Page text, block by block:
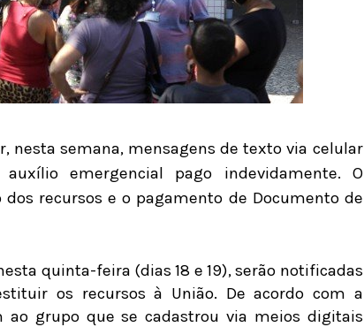
nesta semana, mensagens de texto via celular
emergencial pago indevidamente. O
recursos e o pagamento de Documento de
quinta-feira (dias 18 e 19), serão notificadas
os recursos à União. De acordo com a
ao grupo que se cadastrou via meios digitais